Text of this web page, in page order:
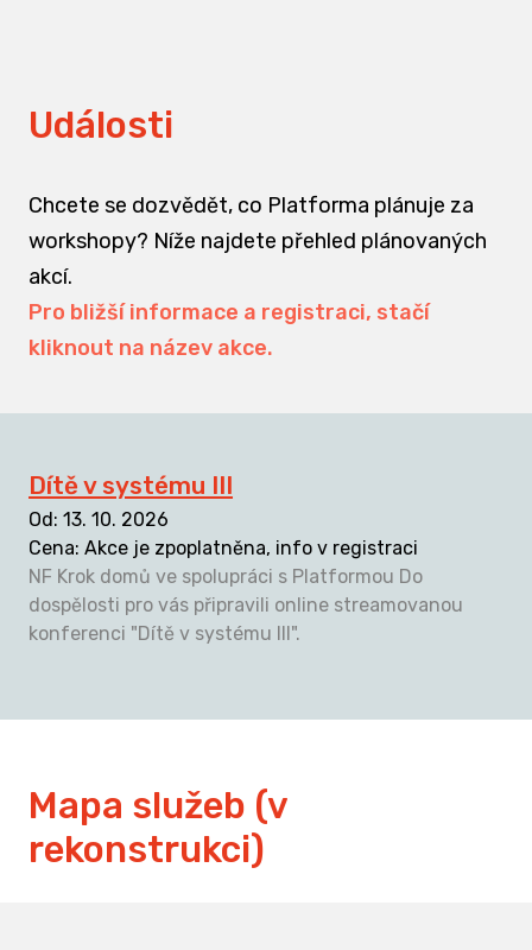
Události
Chcete se dozvědět, co Platforma plánuje za
workshopy? Níže najdete přehled plánovaných
akcí.
Pro bližší informace a registraci, stačí
kliknout na název akce.
Dítě v systému III
Od: 13. 10. 2026
Cena: Akce je zpoplatněna, info v registraci
NF Krok domů ve spolupráci s Platformou Do
dospělosti pro vás připravili online streamovanou
konferenci "Dítě v systému III".
Mapa služeb (v
rekonstrukci)